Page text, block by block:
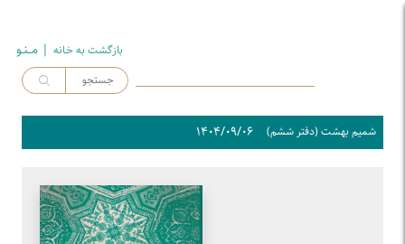
بازگشت به خـانه | مــنـو
شمیم بهشت (دفتر ششم) ۱۴۰۴/۰۹/۰۶